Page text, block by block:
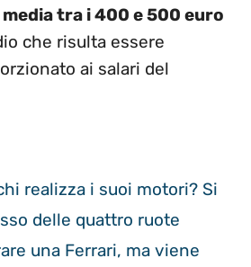
tra i 400 e 500 euro
che risulta essere
ai salari del
realizza i suoi motori? Si
delle quattro ruote
una Ferrari, ma viene